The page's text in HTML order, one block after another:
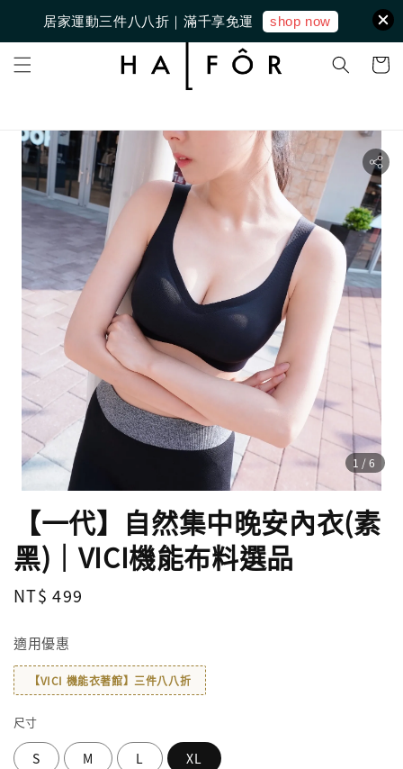
居家運動三件八八折｜滿千享免運 shop now
1 /6
【一代】自然集中晚安內衣(素
黑)｜VICI機能布料選品
Regular
NT$ 499
適用優惠
【VICI 機能衣著館】三件八八折
尺寸
S M L XL